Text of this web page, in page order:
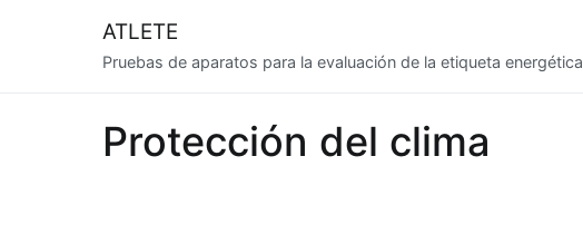
ATLETE
Pruebas de aparatos para la evaluación de la etiqueta energética
Protección del clima